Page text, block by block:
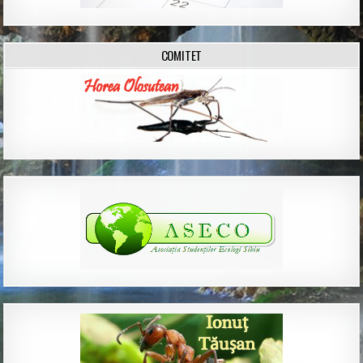
COMITET